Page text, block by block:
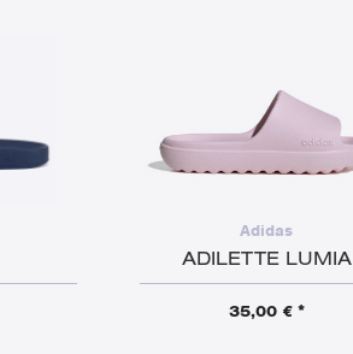
Adidas
ADILETTE LUMIA
35,00 € *